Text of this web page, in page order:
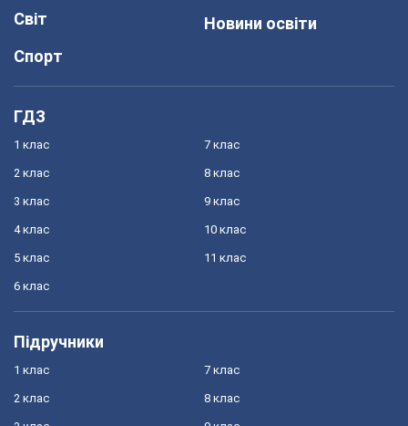
Світ
Спорт
Новини освіти
ГДЗ
1 клас
2 клас
3 клас
4 клас
5 клас
6 клас
7 клас
8 клас
9 клас
10 клас
11 клас
Підручники
1 клас
2 клас
7 клас
8 клас